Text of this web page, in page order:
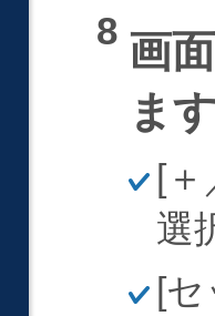
画
ま
ほ
く
＋
選
ほ
そセ